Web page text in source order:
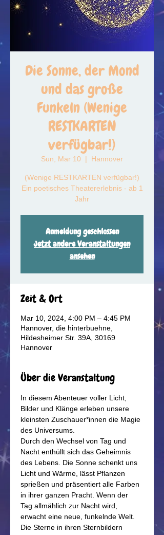
Die Sonne, der Mond
und das große
Funkeln (Wenige
RESTKARTEN
verfügbar!)
Sun, Mar 10
  |
Hannover
(Wenige RESTKARTEN verfügbar!)
Ein poetisches Theatererlebnis - ab 1
Jahr
Anmeldung geschlossen
Jetzt andere Veranstaltungen
ansehen
Zeit & Ort
Mar 10, 2024, 4:00 PM – 4:45 PM
Hannover, die hinterbuehne,
Hildesheimer Str. 39A, 30169
Hannover
Über die Veranstaltung
In diesem Abenteuer voller Licht,
Bilder und Klänge erleben unsere
kleinsten Zuschauer*innen die Magie
des Universums.
Durch den Wechsel von Tag und
Nacht enthüllt sich das Geheimnis
des Lebens. Die Sonne schenkt uns
Licht und Wärme, lässt Pflanzen
sprießen und präsentiert alle Farben
in ihrer ganzen Pracht. Wenn der
Tag allmählich zur Nacht wird,
erwacht eine neue, funkelnde Welt.
Die Sterne in ihren Sternbildern